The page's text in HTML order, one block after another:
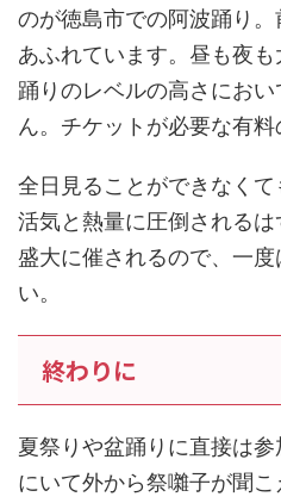
のが徳島市での阿波踊り
あふれています。昼も夜も
踊りのレベルの高さにお
ん。チケットが必要な有料
全日見ることができなく
活気と熱量に圧倒される
盛大に催されるので、一
い。
終わりに
夏祭りや盆踊りに直接は
にいて外から祭囃子が聞